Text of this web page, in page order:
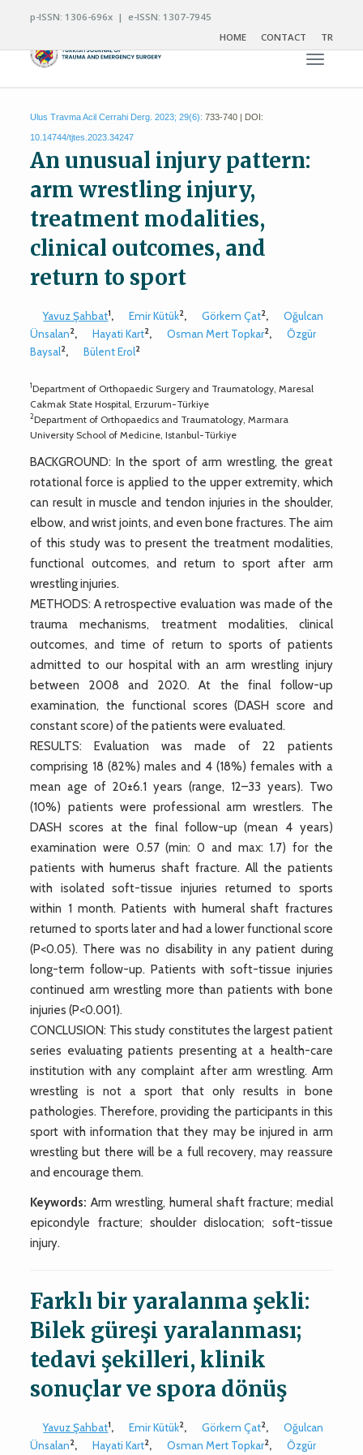
p-ISSN: 1306-696x | e-ISSN: 1307-7945
HOME
CONTACT TR
Toggle
Ulus Travma Acil Cerrahi Derg. 2023; 29(6): 733-740 | DOI:
10.14744/tjtes.2023.34247
An unusual injury pattern:
arm wrestling injury,
treatment modalities,
clinical outcomes, and
return to sport
Yavuz Şahbat1, Emir Kütük2, Görkem Çat2,
Oğulcan
Ünsalan2, Hayati Kart2, Osman Mert Topkar2,
Özgür
Baysal2, Bülent Erol2
1Department of Orthopaedic Surgery and Traumatology, Maresal
Cakmak State Hospital, Erzurum-Türkiye
2Department of Orthopaedics and Traumatology, Marmara
University School of Medicine, Istanbul-Türkiye
BACKGROUND: In the sport of arm wrestling, the great
rotational force is applied to the upper extremity, which
can result in muscle and tendon injuries in the shoulder,
elbow, and wrist joints, and even bone fractures. The aim
of this study was to present the treatment modalities,
functional outcomes, and return to sport after arm
wrestling injuries.
METHODS: A retrospective evaluation was made of the
trauma mechanisms, treatment modalities, clinical
outcomes, and time of return to sports of patients
admitted to our hospital with an arm wrestling injury
between 2008 and 2020. At the final follow-up
examination, the functional scores (DASH score and
constant score) of the patients were evaluated.
RESULTS: Evaluation was made of 22 patients
comprising 18 (82%) males and 4 (18%) females with a
mean age of 20±6.1 years (range, 12–33 years). Two
(10%) patients were professional arm wrestlers. The
DASH scores at the final follow-up (mean 4 years)
examination were 0.57 (min: 0 and max: 1.7) for the
patients with humerus shaft fracture. All the patients
with isolated soft-tissue injuries returned to sports
within 1 month. Patients with humeral shaft fractures
returned to sports later and had a lower functional score
(P<0.05). There was no disability in any patient during
long-term follow-up. Patients with soft-tissue injuries
continued arm wrestling more than patients with bone
injuries (P<0.001).
CONCLUSION: This study constitutes the largest patient
series evaluating patients presenting at a health-care
institution with any complaint after arm wrestling. Arm
wrestling is not a sport that only results in bone
pathologies. Therefore, providing the participants in this
sport with information that they may be injured in arm
wrestling but there will be a full recovery, may reassure
and encourage them.
Keywords: Arm wrestling, humeral shaft fracture; medial
epicondyle fracture; shoulder dislocation; soft-tissue
injury.
Farklı bir yaralanma şekli:
Bilek güreşi yaralanması;
tedavi şekilleri, klinik
sonuçlar ve spora dönüş
Yavuz Şahbat1, Emir Kütük2, Görkem Çat2,
Oğulcan
Ünsalan2, Hayati Kart2, Osman Mert Topkar2, Özgür